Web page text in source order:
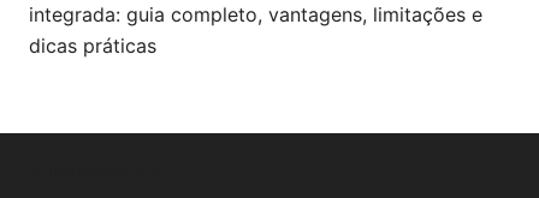
integrada: guia completo, vantagens, limitações e
dicas práticas